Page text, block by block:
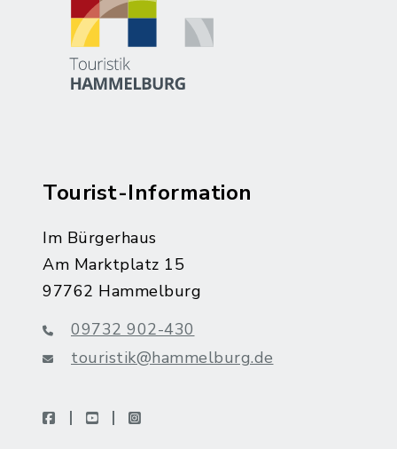
Tourist-Information
Im Bürgerhaus
Am Marktplatz 15
97762 Hammelburg
09732 902-430
touristik@hammelburg.de
facebookyoutubeinstagram